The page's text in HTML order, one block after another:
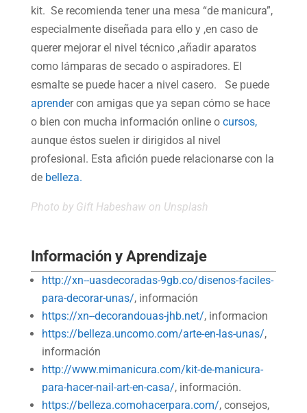
kit. Se recomienda tener una mesa “de manicura”,
especialmente diseñada para ello y ,en caso de
querer mejorar el nivel técnico ,añadir aparatos
como lámparas de secado o aspiradores. El
esmalte se puede hacer a nivel casero. Se puede
aprender con amigas que ya sepan cómo se hace
o bien con mucha información online ocursos,
aunque éstos suelen ir dirigidos al nivel
profesional. Esta afición puede relacionarse con la
de belleza.
Photo by Gift Habeshawon Unsplash
Información y Aprendizaje
http://xn--uasdecoradas-9gb.co/disenos-faciles-
para-decorar-unas/, información
https://xn--decorandouas-jhb.net/, informacion
https://belleza.uncomo.com/arte-en-las-unas/,
información
http://www.mimanicura.com/kit-de-manicura-
para-hacer-nail-art-en-casa/, información.
https://belleza.comohacerpara.com/, consejos,